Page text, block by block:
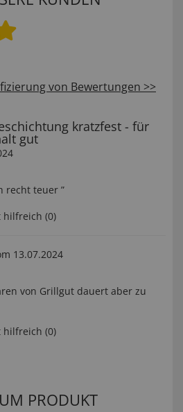
von Bewertungen >>
kratzfest - für
gut
recht teuer ”
hilfreich (0)
13.07.2024
von Grillgut dauert aber zu
hilfreich (0)
PRODUKT